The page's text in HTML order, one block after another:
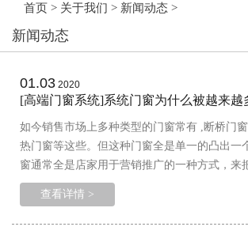
首页 > 关于我们 > 新闻动态 >
新闻动态
01.03 2020
[高端门窗系统]系统门窗为什么被越来越
如今销售市场上多种类型的门窗常有 ,断桥门
热门窗等这些。但这种门窗全是单一的凸出一
窗通常全是店家用于营销推广的一种方式，来
查看详情 >